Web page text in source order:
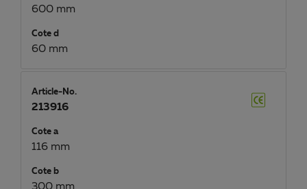
600 mm
Cote d
60 mm
Article-No.
213916
Cote a
116 mm
Cote b